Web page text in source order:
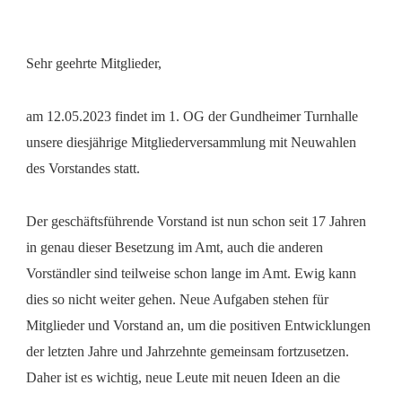
Sehr geehrte Mitglieder,
am 12.05.2023 findet im 1. OG der Gundheimer Turnhalle
unsere diesjährige Mitgliederversammlung mit Neuwahlen
des Vorstandes statt.
Der geschäftsführende Vorstand ist nun schon seit 17 Jahren
in genau dieser Besetzung im Amt, auch die anderen
Vorständler sind teilweise schon lange im Amt. Ewig kann
dies so nicht weiter gehen. Neue Aufgaben stehen für
Mitglieder und Vorstand an, um die positiven Entwicklungen
der letzten Jahre und Jahrzehnte gemeinsam fortzusetzen.
Daher ist es wichtig, neue Leute mit neuen Ideen an die